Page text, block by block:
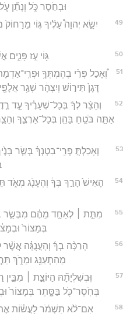
וּבְחֹ֣סֶר כֹּ֑ל וְנָתַ֞ן
49
יִשָּׂ֣א יְהוָה֩ עָלֶ֨יךָ גּ֤וֹי
50 גּ֖וֹי עַ֣ז פָּנִ֑ים
51
וְ֠אָכַל פְּרִ֨י בְהֶמְתְּךָ֥
דָּגָן֙ תִּיר֣וֹשׁ וְיִצְהָ֔ר שְׁגַ֥ר
52
וְהֵצַ֨ר לְךָ֜ בְּכָל־שְׁעָרֶ֗יךָ עַ֣ד
אַתָּ֛ה בֹּטֵ֥חַ בָּהֵ֖ן בְּכָל־אַרְצֶ֑ךָ
53
וְאָכַלְתָּ֣ פְרִֽי־בִטְנְךָ֗ בְּשַׂ֤ר
54
הָאִישׁ֙ הָרַ֣ךְ בְּךָ֔ וְהֶעָנֹ֖ג מְאֹ֑ד
55
מִתֵּ֣ת ׀ לְאַחַ֣ד מֵהֶ֗ם מִבְּשַׂ֤ר
בְּמָצוֹר֙
56
הָרַכָּ֨ה בְךָ֜ וְהָעֲנֻגָּ֗ה אֲשֶׁ֨ר
מֵהִתְעַנֵּ֖ג וּמֵרֹ֑ךְ
57
וּֽבְשִׁלְיָתָ֞הּ הַיּוֹצֵ֣ת ׀ מִבֵּ֣ין
בְּחֹֽסֶר־כֹּ֖ל בַּסָּ֑תֶר בְּמָצוֹר֙
58
אִם־לֹ֨א תִשְׁמֹ֜ר לַעֲשׂ֗וֹת